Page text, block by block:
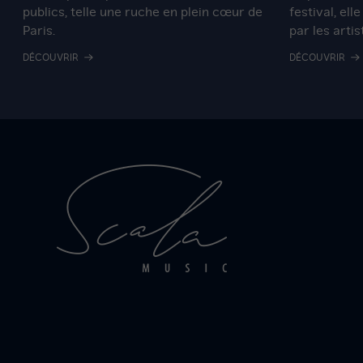
publics, telle une ruche en plein cœur de
Paris.
DÉCOUVRIR
festival,
par les
DÉCOUVRIR